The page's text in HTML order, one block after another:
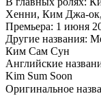
Хенни, Ким Джа-
Премьера: 1 июня
Другие названия:
Ким Сам Сун
Английские
Kim Sum Soon
Оригинальное